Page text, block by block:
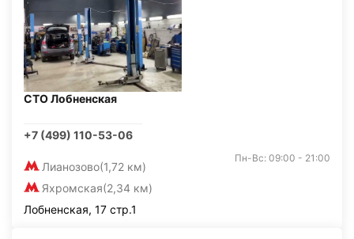
СТО Лобненская
+7 (499) 110-53-06
Лианозово(1,72 км)
Яхромская(2,34 км)
Пн-Вс: 09:00 - 21:00
Лобненская, 17 стр.1